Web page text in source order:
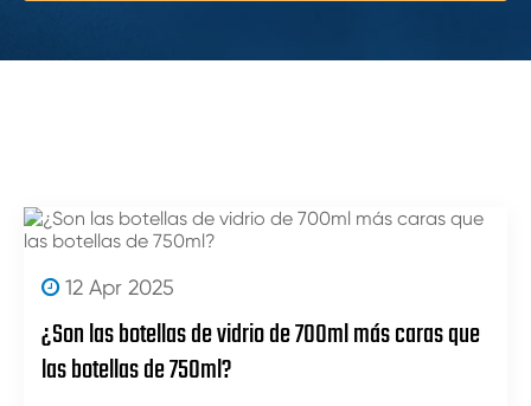
12 Apr 2025
¿Son las botellas de vidrio de 700ml más caras que
las botellas de 750ml?